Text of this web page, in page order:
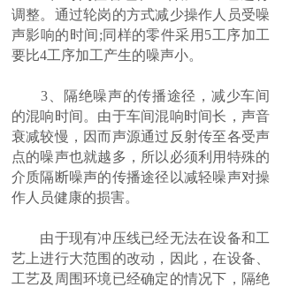
调整。通过轮岗的方式减少操作人员受噪
声影响的时间;同样的零件采用5工序加工
要比4工序加工产生的噪声小。
3、隔绝噪声的传播途径，减少车间
的混响时间。由于车间混响时间长，声音
衰减较慢，因而声源通过反射传至各受声
点的噪声也就越多，所以必须利用特殊的
介质隔断噪声的传播途径以减轻噪声对操
作人员健康的损害。
由于现有冲压线已经无法在设备和工
艺上进行大范围的改动，因此，在设备、
工艺及周围环境已经确定的情况下，隔绝